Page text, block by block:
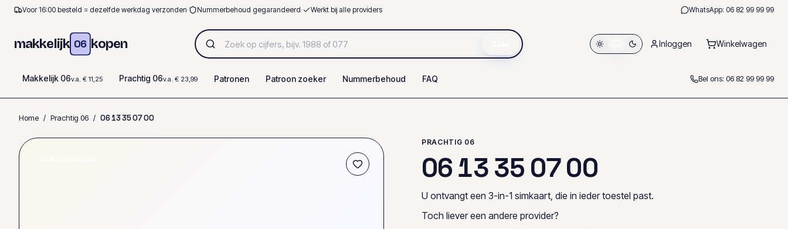
Voor 16:00 besteld = dezelfde werkdag verzonden· Nummerbehoud gegarandeerd· Werkt bij alle providers WhatsApp: 06 82 99 99 99
makkelijk 06 kopen Inloggen Winkelwagen
Makkelijk 06v.a. € 11,25 Prachtig 06v.a. € 23,99 Patronen Patroon zoeker Nummerbehoud FAQ Bel ons: 06 82 99 99 99
Home / Prachtig 06 / 0613350700
PRACHTIG 06
061335 0700
U ontvangt een 3-in-1 simkaart, die in ieder toestel past.
Toch liever een andere provider?